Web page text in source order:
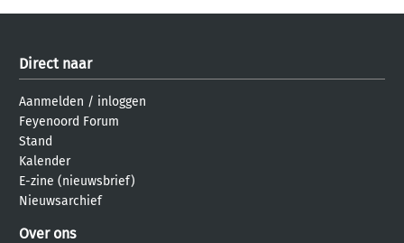
Direct naar
Aanmelden / inloggen
Feyenoord Forum
Stand
Kalender
E-zine (nieuwsbrief)
Nieuwsarchief
Over ons